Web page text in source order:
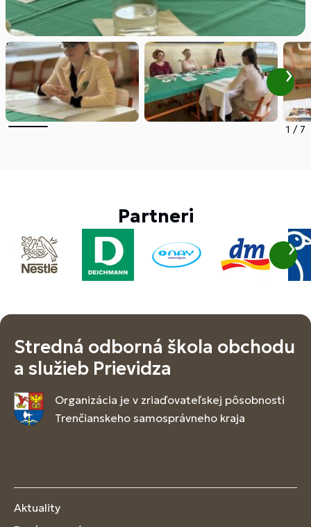
1 / 7
Partneri
Stredná odborná škola obchodu
a služieb Prievidza
Organizácia je v zriaďovateľskej pôsobnosti
Trenčianskeho samosprávneho kraja
Aktuality